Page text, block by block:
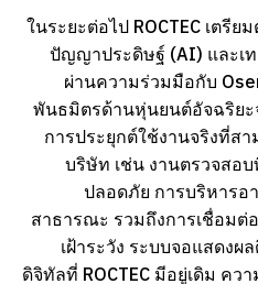
ในระยะต่อไป ROCTEC เตรี
ปัญญาประดิษฐ์ (AI) และเ
ผ่านความร่วมมือกับ
พันธมิตรด้านหุ่นยนต์อัจฉริย
การประยุกต์ใช้งานจริงที่ส
บริษัท เช่น งานตรวจสอ
ปลอดภัย การบริหาร
สาธารณะ รวมถึงการเชื่อมต่
เฝ้าระวัง ระบบจอแสดง
ดิจิทัลที่ ROCTEC มีอยู่เดิม คว